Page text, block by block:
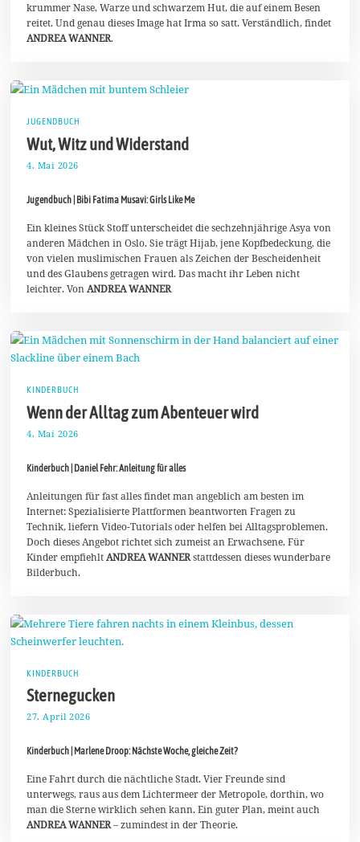
0
2
6
krummer Nase, Warze und schwarzem Hut, die auf einem Besen
reitet. Und genau dieses Image hat Irma so satt. Verständlich, findet
ANDREA WANNER.
JUGENDBUCH
Wut, Witz und Widerstand
4. Mai 2026
M
i
2
0
2
6
Jugendbuch | Bibi Fatima Musavi: Girls Like Me
Ein kleines Stück Stoff unterscheidet die sechzehnjährige Asya von
anderen Mädchen in Oslo. Sie trägt Hijab, jene Kopfbedeckung, die
von vielen muslimischen Frauen als Zeichen der Bescheidenheit
und des Glaubens getragen wird. Das macht ihr Leben nicht
leichter. Von ANDREA WANNER
KINDERBUCH
Wenn der Alltag zum Abenteuer wird
4. Mai 2026
M
i
0
2
6
Kinderbuch | Daniel Fehr: Anleitung für alles
Anleitungen für fast alles findet man angeblich am besten im
Internet: Spezialisierte Plattformen beantworten Fragen zu
Technik, liefern Video-Tutorials oder helfen bei Alltagsproblemen.
Doch dieses Angebot richtet sich zumeist an Erwachsene. Für
Kinder empfiehlt ANDREA WANNERstattdessen dieses wunderbare
Bilderbuch.
KINDERBUCH
Sternegucken
27. April 2026
a
2
2
6
Kinderbuch | Marlene Droop: Nächste Woche, gleiche Zeit?
Eine Fahrt durch die nächtliche Stadt. Vier Freunde sind
unterwegs, raus aus dem Lichtermeer der Metropole, dorthin, wo
man die Sterne wirklich sehen kann. Ein guter Plan, meint auch
ANDREA WANNER– zumindest in der Theorie.